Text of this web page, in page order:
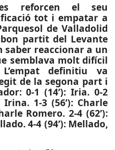
reforcen el seu
tot i empatar a
de Valladolid
partit del Levante
saber reaccionar a un
semblava molt difícil
definitiu va
de la segona part i
0-1 (14’): Iria. 0-2
Irina. 1-3 (56’): Charle
Romero. 2-4 (62’):
4-4 (94’): Mellado,